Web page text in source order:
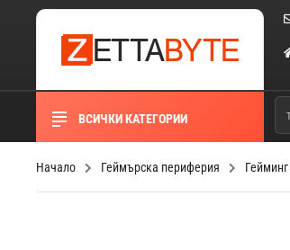
ВСИЧКИ КАТЕГОРИИ
Начало Геймърска периферия